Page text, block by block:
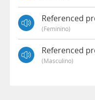
Referenced
(feminino)
Referenced
(masculino)